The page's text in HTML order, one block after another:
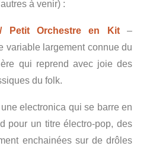
à venir) :
Petit Orchestre en Kit–
variable largement connue du
qui reprend avec joie des
du folk.
electronica qui se barre en
pour un titre électro-pop, des
enchainées sur de drôles